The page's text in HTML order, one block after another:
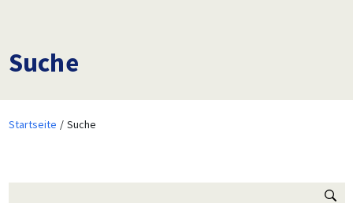
Suche
Startseite Suche